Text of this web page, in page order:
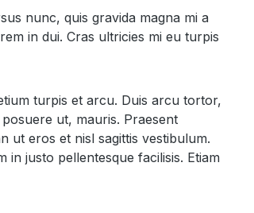
nunc, quis gravida magna mi a
in dui. Cras ultricies mi eu turpis
turpis et arcu. Duis arcu tortor,
ut, mauris. Praesent
ut eros et nisl sagittis vestibulum.
justo pellentesque facilisis. Etiam